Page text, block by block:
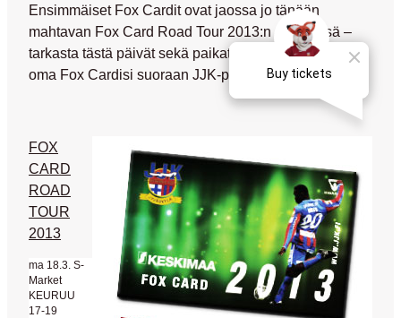
Ensimmäiset Fox Cardit ovat jaossa jo tänään
mahtavan Fox Card Road Tour 2013:n merkeissä –
tarkasta tästä päivät sekä paikat ja tule noutamaan
oma Fox Cardisi suoraan JJK-pelaajilta!
FOX
CARD
ROAD
TOUR
2013
ma 18.3. S-
Market
KEURUU
17-19